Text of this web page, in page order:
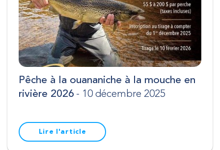
Pêche à la ouananiche à la mouche en
rivière 2026 - 10 décembre 2025
Lire l'article